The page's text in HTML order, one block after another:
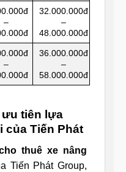
–
32.000.000đ
–
48.000.000đ
–
36.000.000đ
–
58.000.000đ
ưu tiên lựa
Tiến Phát
thuê xe nâng
Tiến Phát Group,